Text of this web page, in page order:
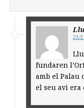
21/
fundaren
amb el Palau
el seu avi era